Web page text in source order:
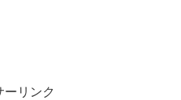
ーリンク